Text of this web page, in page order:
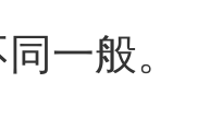
一般。